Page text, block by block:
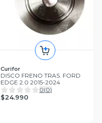
Curifor
DISCO FRENO TRAS. FORD
EDGE 2.0 2015-2024
0(0)
$24.990